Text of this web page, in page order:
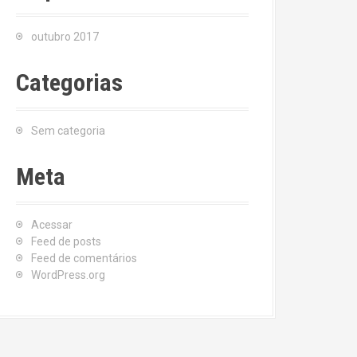
outubro 2017
Categorias
Sem categoria
Meta
Acessar
Feed de posts
Feed de comentários
WordPress.org